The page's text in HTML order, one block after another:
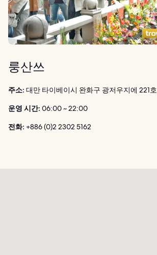
룽산쓰
주소: 대만 타이베이시 완화구 광저우지에 221호
운영 시간: 06:00 ~ 22:00
전화: +886 (0)2 2302 5162